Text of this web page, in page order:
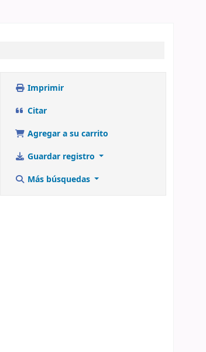
Imprimir
Citar
Agregar a su carrito
Guardar registro
Más búsquedas